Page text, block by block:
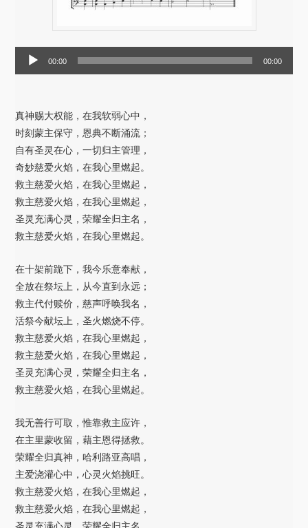
器
00:00 00:00
真神赐大权能，在我软弱心中，
时刻蒙主保守，恩典不断涌流；
自有圣灵在心，一切归主管理，
奇妙慈爱火焰，在我心里燃起。
救主慈爱火焰，在我心里燃起，
救主慈爱火焰，在我心里燃起，
圣灵充满心灵，荣耀全归主名，
救主慈爱火焰，在我心里燃起。
在十架前跪下，我今乐意奉献，
全放在祭坛上，从今直到永远；
救主代付赎价，慈声呼唤我名，
活祭今献坛上，圣火燃烧不停。
救主慈爱火焰，在我心里燃起，
救主慈爱火焰，在我心里燃起，
圣灵充满心灵，荣耀全归主名，
救主慈爱火焰，在我心里燃起。
我无善行可取，惟靠救主应许，
在主里蒙收留，藉主恩得拯救。
荣耀全归真神，哈利路亚高唱，
主爱浇灌心中，心灵火焰挑旺。
救主慈爱火焰，在我心里燃起，
救主慈爱火焰，在我心里燃起，